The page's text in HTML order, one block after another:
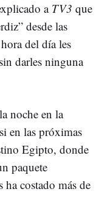
a TV3 que
desde las
del día les
darles ninguna
noche en la
en las próximas
Egipto, donde
paquete
ha costado más de